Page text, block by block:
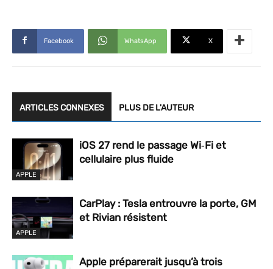
Facebook WhatsApp X
ARTICLES CONNEXES PLUS DE L'AUTEUR
APPLE
iOS 27 rend le passage Wi‑Fi et
cellulaire plus fluide
APPLE
CarPlay : Tesla entrouvre la porte, GM
et Rivian résistent
Apple préparerait jusqu’à trois